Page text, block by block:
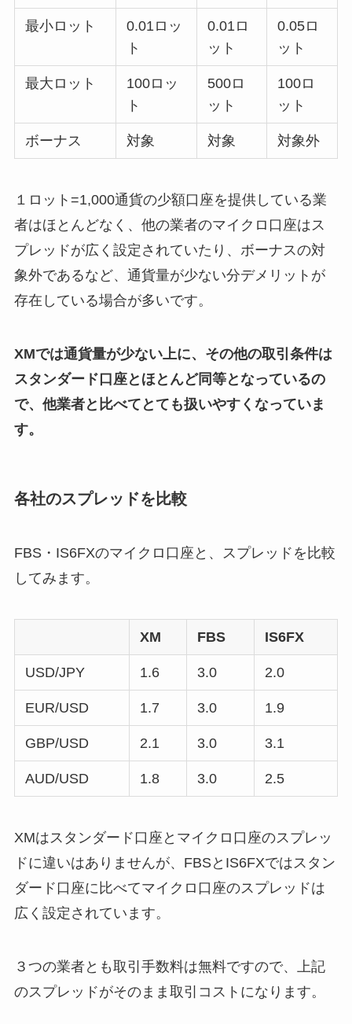
最小ロット
0.01ロッ
ト
0.01ロ
ット
0.05ロ
ット
最大ロット
100ロッ
ト
500ロ
ット
100ロ
ット
ボーナス 対象 対象 対象外
１ロット=1,000通貨の少額口座を提供している業
者はほとんどなく、他の業者のマイクロ口座はス
プレッドが広く設定されていたり、ボーナスの対
象外であるなど、通貨量が少ない分デメリットが
存在している場合が多いです。
XMでは通貨量が少ない上に、その他の取引条件は
スタンダード口座とほとんど同等となっているの
で、他業者と比べてとても扱いやすくなっていま
す。
各社のスプレッドを比較
FBS・IS6FXのマイクロ口座と、スプレッドを比較
してみます。
XM FBS IS6FX
USD/JPY 1.6 3.0 2.0
EUR/USD 1.7 3.0 1.9
GBP/USD 2.1 3.0 3.1
AUD/USD 1.8 3.0 2.5
XMはスタンダード口座とマイクロ口座のスプレッ
ドに違いはありませんが、FBSとIS6FXではスタン
ダード口座に比べてマイクロ口座のスプレッドは
広く設定されています。
３つの業者とも取引手数料は無料ですので、上記
のスプレッドがそのまま取引コストになります。